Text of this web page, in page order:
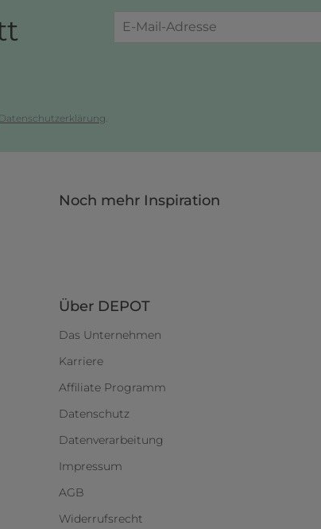
Datenschutzerklärung.
Noch mehr Inspiration
Über DEPOT
Das Unternehmen
Karriere
Affiliate Programm
Datenschutz
Datenverarbeitung
Impressum
AGB
Widerrufsrecht